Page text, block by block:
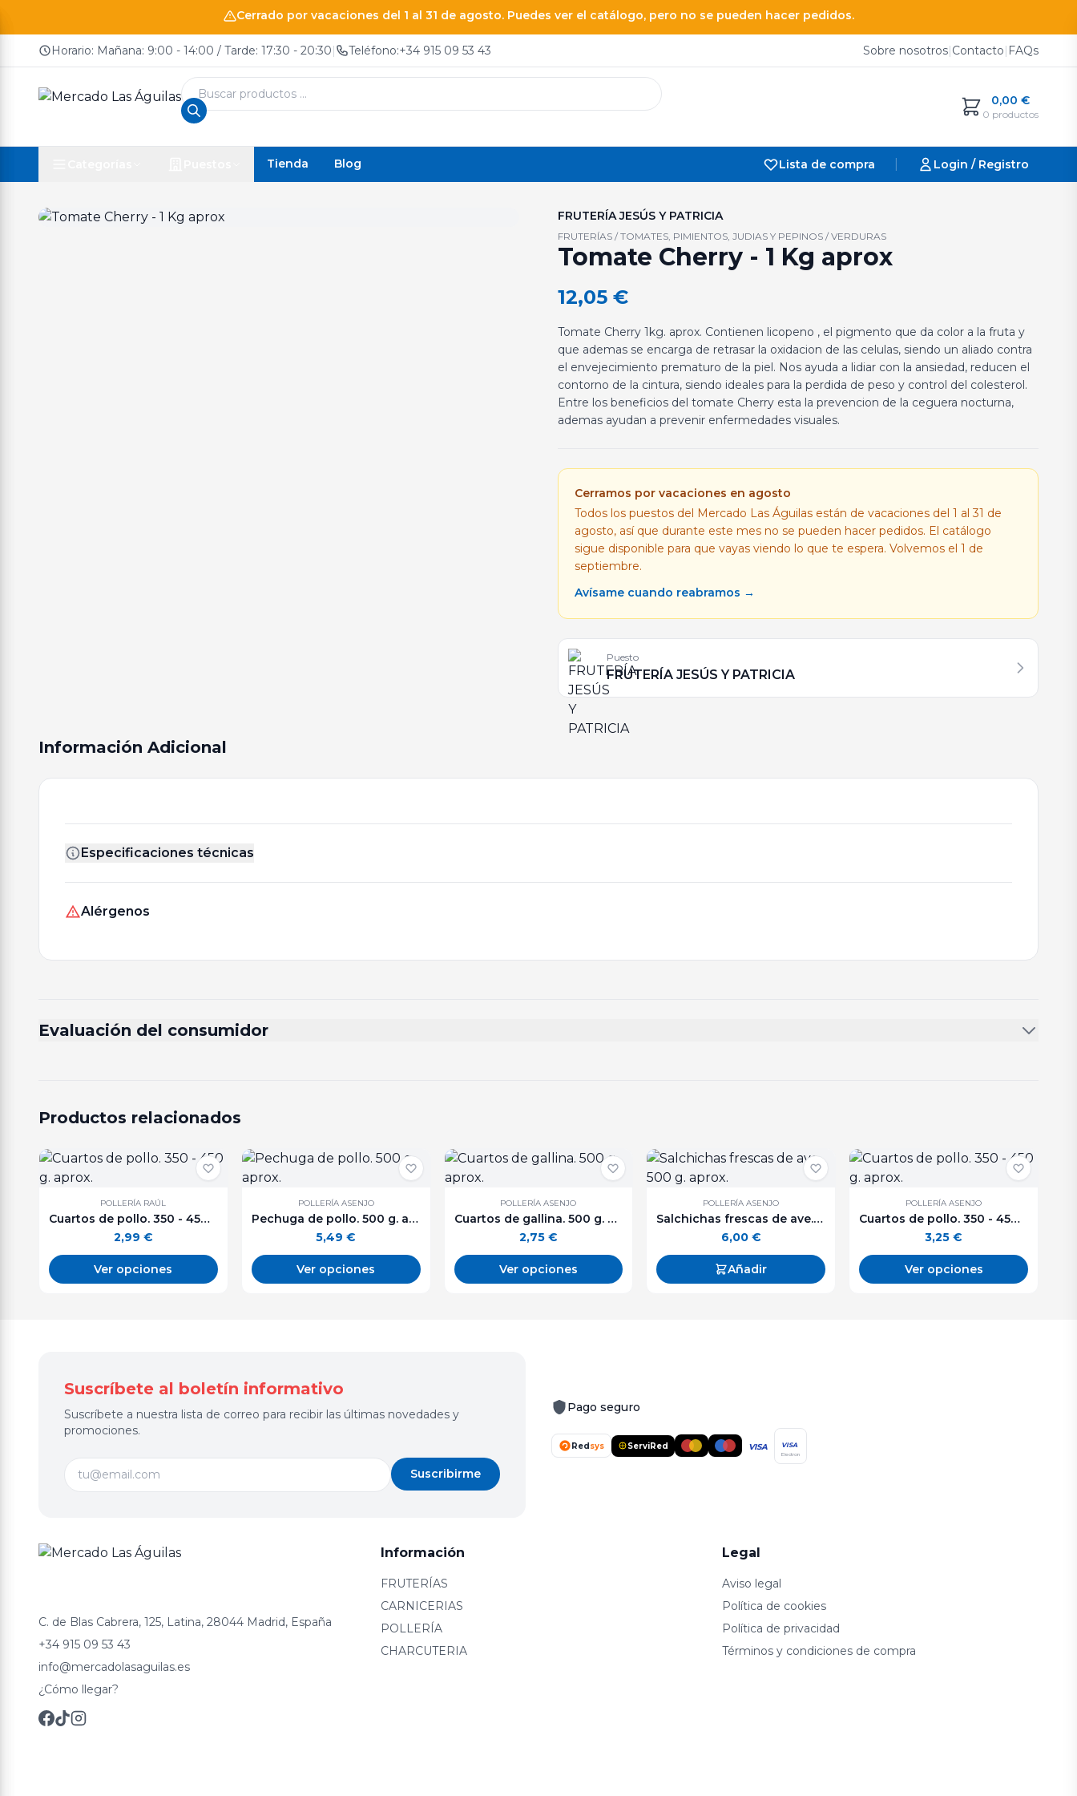
Cerrado por vacaciones del 1 al 31 de agosto. Puedes ver el catálogo, pero no se pueden hacer pedidos.
Horario: Mañana: 9:00 - 14:00 / Tarde: 17:30 - 20:30| Teléfono:+34 915 09 53 43 Sobre nosotros|Contacto| FAQs
Búsqueda
de
productos
0,00 €
0 productos
Tienda Blog Lista de compra Login / Registro
FRUTERÍA JESÚS Y PATRICIA
FRUTERÍAS / TOMATES, PIMIENTOS, JUDIAS Y PEPINOS / VERDURAS
Tomate Cherry - 1 Kg aprox
12,05 €
Tomate Cherry 1kg. aprox. Contienen licopeno , el pigmento que da color a la fruta y
que ademas se encarga de retrasar la oxidacion de las celulas, siendo un aliado contra
el envejecimiento prematuro de la piel. Nos ayuda a lidiar con la ansiedad, reducen el
contorno de la cintura, siendo ideales para la perdida de peso y control del colesterol.
Entre los beneficios del tomate Cherry esta la prevencion de la ceguera nocturna,
ademas ayudan a prevenir enfermedades visuales.
Cerramos por vacaciones en agosto
Todos los puestos del Mercado Las Águilas están de vacaciones del 1 al 31 de
agosto, así que durante este mes no se pueden hacer pedidos. El catálogo
sigue disponible para que vayas viendo lo que te espera. Volvemos el 1 de
septiembre.
Avísame cuando reabramos →
Puesto
FRUTERÍA JESÚS Y PATRICIA
Información Adicional
Especificaciones técnicas
Alérgenos
Evaluación del consumidor
Productos relacionados
POLLERÍA RAÚL
Cuartos de pollo. 350 - 450 g. aprox.
2,99 €
Ver opciones
POLLERÍA ASENJO
Pechuga de pollo. 500 g. aprox.
5,49€
Ver opciones
POLLERÍA ASENJO
Cuartos de gallina. 500 g. aprox.
2,75 €
Ver opciones
POLLERÍA ASENJO
Salchichas frescas de ave. 500 g. aprox.
6,00 €
Añadir
POLLERÍA ASENJO
Cuartos de pollo. 350 - 450 g. aprox.
3,25€
Ver opciones
Suscríbete al boletín informativo
Suscríbete a nuestra lista de correo para recibir las últimas novedades y
promociones.
Suscribirme
Pago seguro
Redsys ServiRed VISA VISA
Electron
C. de Blas Cabrera, 125, Latina, 28044 Madrid, España
+34 915 09 53 43
info@mercadolasaguilas.es
¿Cómo llegar?
Información
FRUTERÍAS
CARNICERIAS
POLLERÍA
CHARCUTERIA
Legal
Aviso legal
Política de cookies
Política de privacidad
Términos y condiciones de compra